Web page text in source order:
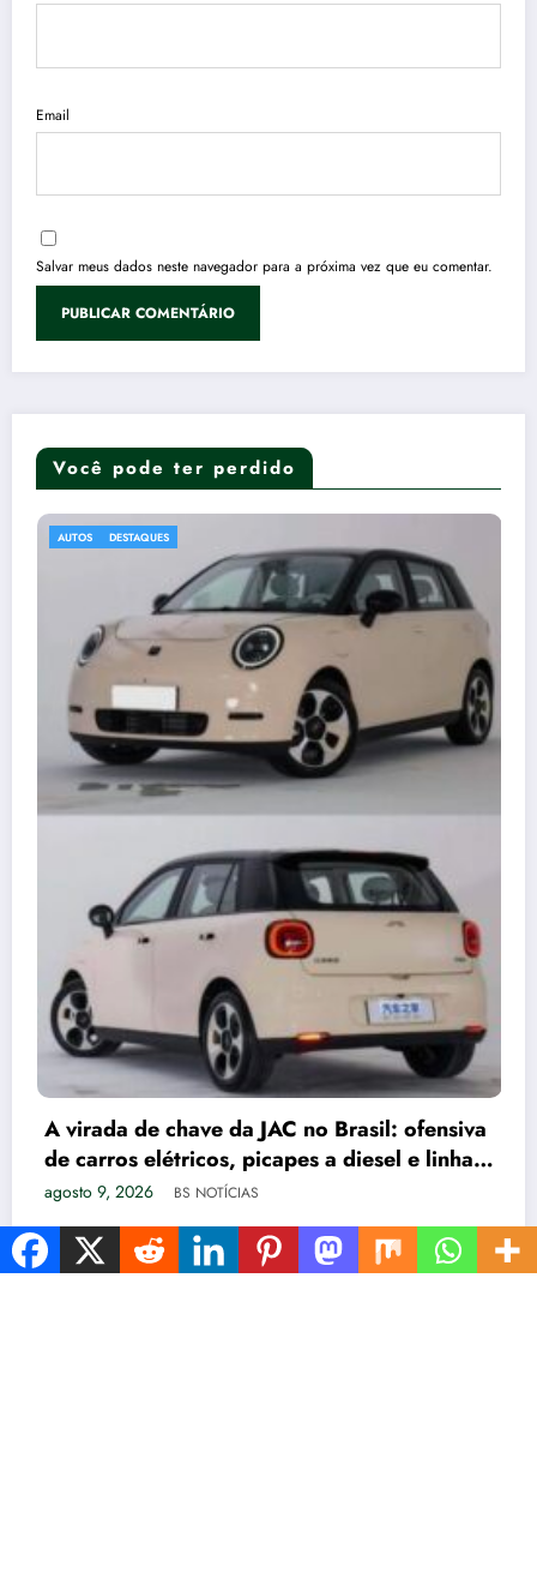
Email
Salvar meus dados neste navegador para a próxima vez que eu comentar.
Você pode ter perdido
ofensiva
e linha
Guia Prático da Anaticultura:
Patos com Sucesso e
agosto 9, 2026
ESTADOS INÍCIO TURISMO POLÍTCA
ESPORTES